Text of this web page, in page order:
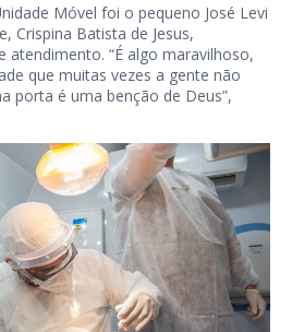
Móvel foi o pequeno José Levi
Crispina Batista de Jesus,
atendimento. “É algo maravilhoso,
que muitas vezes a gente não
porta é uma benção de Deus”,